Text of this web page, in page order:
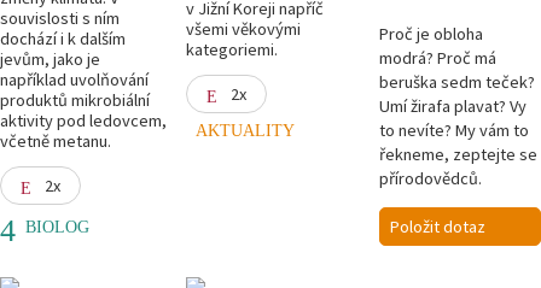
souvislosti s ním
dochází i k dalším
jevům, jako je
například uvolňování
produktů mikrobiální
aktivity pod ledovcem,
včetně metanu.
2x
BIOLOG
v Jižní Koreji napříč
všemi věkovými
kategoriemi.
2x
AKTUALITY
Proč je obloha
modrá? Proč má
beruška sedm teček?
Umí žirafa plavat? Vy
to nevíte? My vám to
řekneme, zeptejte se
přírodovědců.
Položit dotaz